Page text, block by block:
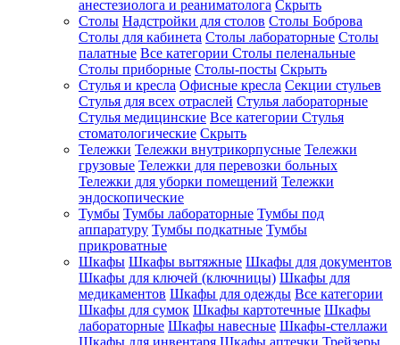
анестезиолога и реаниматолога Скрыть
Столы Надстройки для столов Столы Боброва
Столы для кабинета Столы лабораторные Столы
палатные Все категории Столы пеленальные
Столы приборные Столы-посты Скрыть
Стулья и кресла Офисные кресла Секции стульев
Стулья для всех отраслей Стулья лабораторные
Стулья медицинские Все категории Стулья
стоматологические Скрыть
Тележки Тележки внутрикорпусные Тележки
грузовые Тележки для перевозки больных
Тележки для уборки помещений Тележки
эндоскопические
Тумбы Тумбы лабораторные Тумбы под
аппаратуру Тумбы подкатные Тумбы
прикроватные
Шкафы Шкафы вытяжные Шкафы для документов
Шкафы для ключей (ключницы) Шкафы для
медикаментов Шкафы для одежды Все категории
Шкафы для сумок Шкафы картотечные Шкафы
лабораторные Шкафы навесные Шкафы-стеллажи
Шкафы для инвентаря Шкафы аптечки Трейзеры